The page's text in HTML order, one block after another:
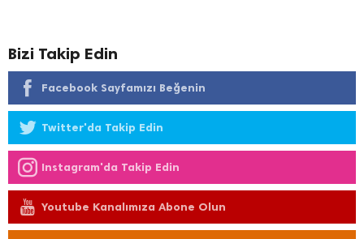
Bizi Takip Edin
Facebook Sayfamızı Beğenin
Twitter'da Takip Edin
Instagram'da Takip Edin
Youtube Kanalımıza Abone Olun